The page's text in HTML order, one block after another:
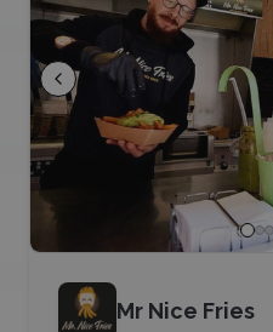
Mr Nice Fries